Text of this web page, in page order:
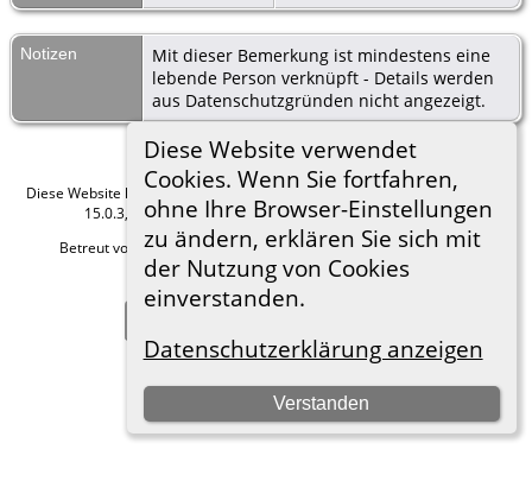
Diese Website verwendet
Cookies. Wenn Sie fortfahren,
ohne Ihre Browser-Einstellungen
zu ändern, erklären Sie sich mit
der Nutzung von Cookies
einverstanden.
Datenschutzerklärung anzeigen
Verstanden
Notizen
Mit dieser Bemerkung ist mindestens eine
lebende Person verknüpft - Details werden
aus Datenschutzgründen nicht angezeigt.
Diese Website läuft mitThe Next Generation of Genealogy Sitebuilding
15.0.3, programmiert von Darrin Lythgoe © 2001-2026.
Betreut von
Roland zu Dortmund e.V.. |Datenschutzerklärung.
Hier geht es zum Impressum